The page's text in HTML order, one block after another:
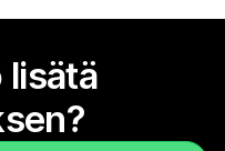
lisätä